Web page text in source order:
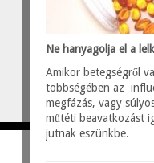
Ne hanyagolja el a
Amikor betegségről
többségében az
megfázás, vagy
műtéti beavatkozást
jutnak eszünkbe.